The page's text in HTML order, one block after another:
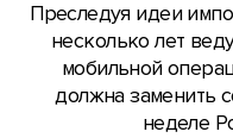
Преследуя идеи
несколько лет
мобильной
должна заменить
неделе